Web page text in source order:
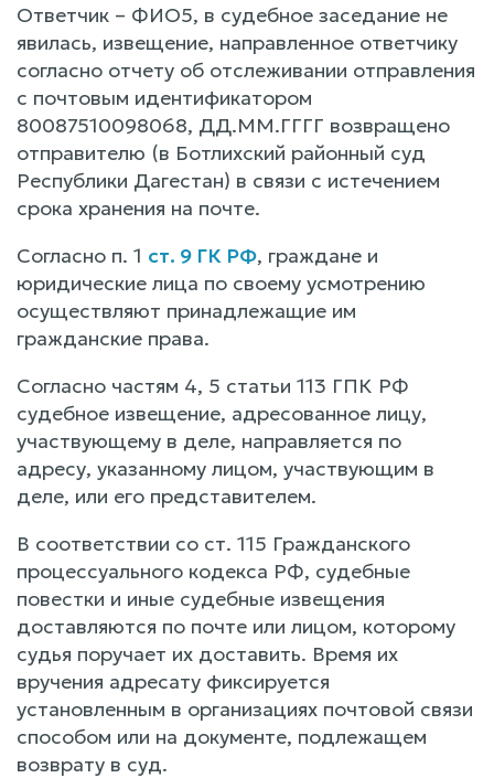
Ответчик – ФИО5, в судебное заседание не
явилась, извещение, направленное ответчику
согласно отчету об отслеживании отправления
с почтовым идентификатором
80087510098068, ДД.ММ.ГГГГ возвращено
отправителю (в Ботлихский районный суд
Республики Дагестан) в связи с истечением
срока хранения на почте.
Согласно п. 1 ст. 9 ГК РФ, граждане и
юридические лица по своему усмотрению
осуществляют принадлежащие им
гражданские права.
Согласно частям 4, 5 статьи 113 ГПК РФ
судебное извещение, адресованное лицу,
участвующему в деле, направляется по
адресу, указанному лицом, участвующим в
деле, или его представителем.
В соответствии со ст. 115 Гражданского
процессуального кодекса РФ, судебные
повестки и иные судебные извещения
доставляются по почте или лицом, которому
судья поручает их доставить. Время их
вручения адресату фиксируется
установленным в организациях почтовой связи
способом или на документе, подлежащем
возврату в суд.